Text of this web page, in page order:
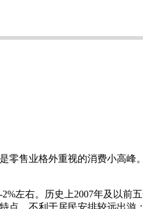
售业格外重视的消费小高
左右。历史上2007年及以前
，不利于居民安排较远出游